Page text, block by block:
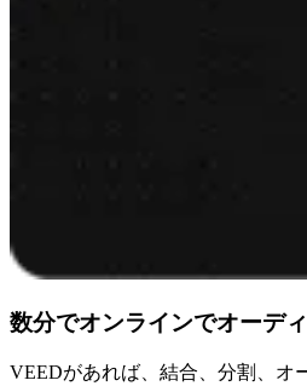
数分でオンラインでオーデ
VEEDがあれば、結合、分割、オ